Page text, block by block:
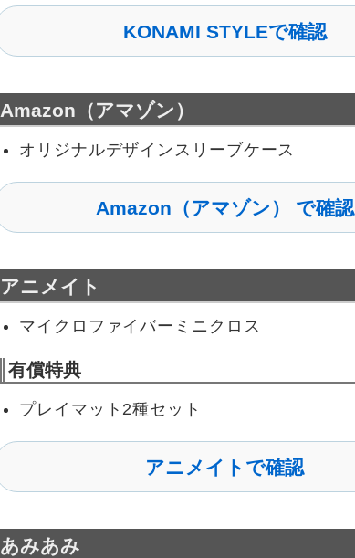
KONAMI STYLEで確認
Amazon（アマゾン）
オリジナルデザインスリーブケース
Amazon（アマゾン） で確認
アニメイト
マイクロファイバーミニクロス
有償特典
プレイマット2種セット
アニメイトで確認
あみあみ